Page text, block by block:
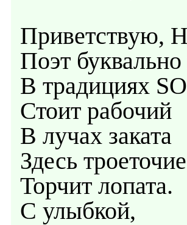
Приветствую,
Поэт
В традициях
Стоит рабочий
В лучах заката
Здесь троеточие
Торчит лопата.
С улыбкой,